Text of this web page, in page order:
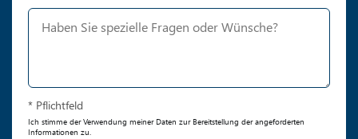
* Pflichtfeld
Ich stimme der Verwendung meiner Daten zur Bereitstellung der angeforderten
Informationen zu.